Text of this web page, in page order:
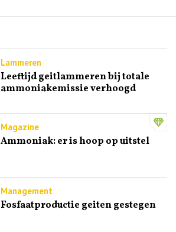
Lammeren
Leeftijd geitlammeren bij totale
ammoniakemissie verhoogd
Magazine
Ammoniak: er is hoop op uitstel
Management
Fosfaatproductie geiten gestegen